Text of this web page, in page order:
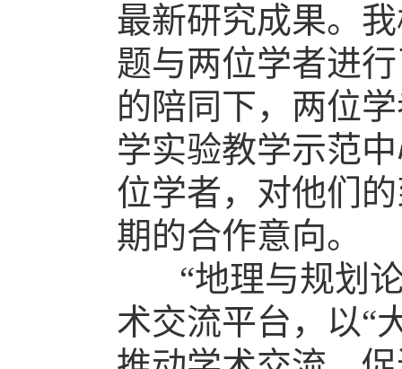
最新研究成果。
题与两位学者进
的陪同下，两位
学实验教学示范
位学者，对他们
期的合作意向。
“地理与规划
术交流平台，以“